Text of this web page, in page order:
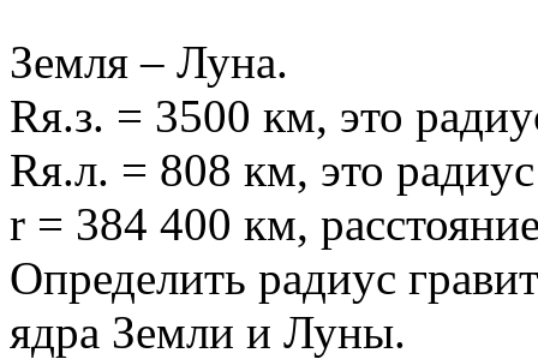
Земля – Луна.
Rя.з. = 3500 км, это
Rя.л. = 808 км, это
r = 384 400 км,
Определить радиус
ядра Земли и Луны.